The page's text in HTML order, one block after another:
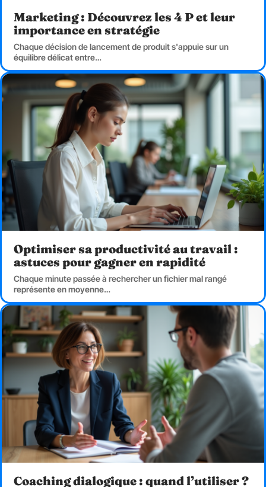
Marketing : Découvrez les 4 P et leur
importance en stratégie
Chaque décision de lancement de produit s'appuie sur un
équilibre délicat entre…
Optimiser sa productivité au travail :
astuces pour gagner en rapidité
Chaque minute passée à rechercher un fichier mal rangé
représente en moyenne…
Coaching dialogique : quand l’utiliser ?